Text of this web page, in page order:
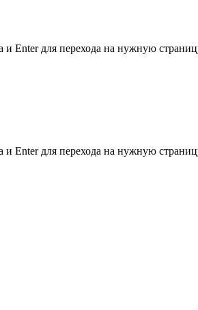
Enter для перехода на нужную
Enter для перехода на нужную